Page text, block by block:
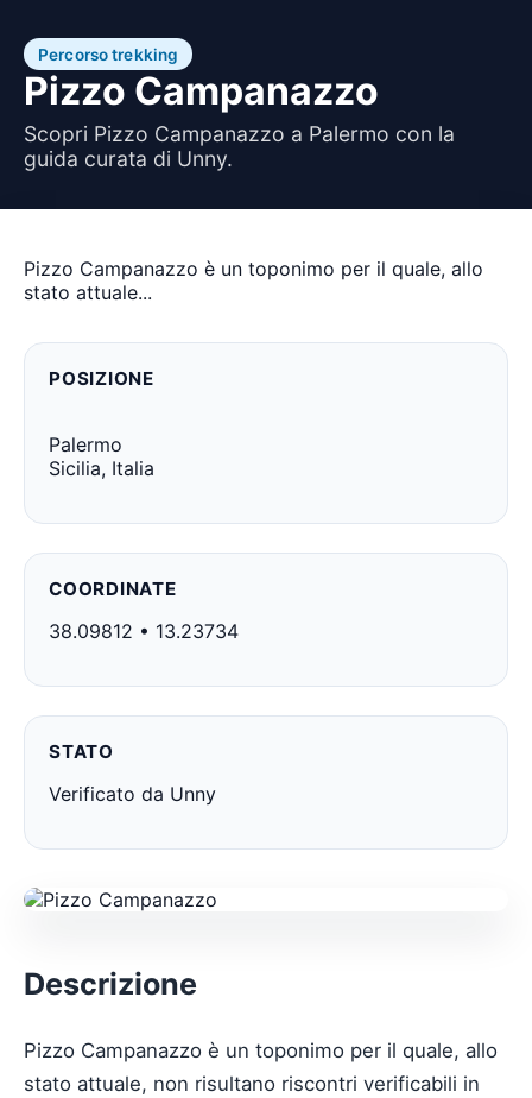
Percorso trekking
Pizzo Campanazzo
Scopri Pizzo Campanazzo a Palermo con la
guida curata di Unny.
Pizzo Campanazzo è un toponimo per il quale, allo
stato attuale...
POSIZIONE
Palermo
Sicilia, Italia
COORDINATE
38.09812 • 13.23734
STATO
Verificato da Unny
Descrizione
Pizzo Campanazzo è un toponimo per il quale, allo
stato attuale, non risultano riscontri verificabili in